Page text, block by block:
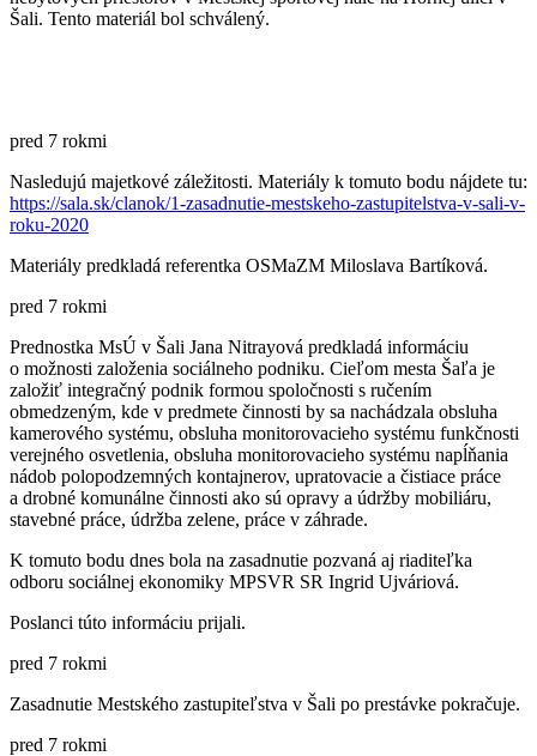
Šali. Tento materiál bol schválený.
pred 7 rokmi
Nasledujú majetkové záležitosti. Materiály k tomuto bodu nájdete tu:
https://sala.sk/clanok/1-zasadnutie-mestskeho-zastupitelstva-v-sali-v-
roku-2020
Materiály predkladá referentka OSMaZM Miloslava Bartíková.
pred 7 rokmi
Prednostka MsÚ v Šali Jana Nitrayová predkladá informáciu
o možnosti založenia sociálneho podniku. Cieľom mesta Šaľa je
založiť integračný podnik formou spoločnosti s ručením
obmedzeným, kde v predmete činnosti by sa nachádzala obsluha
kamerového systému, obsluha monitorovacieho systému funkčnosti
verejného osvetlenia, obsluha monitorovacieho systému napĺňania
nádob polopodzemných kontajnerov, upratovacie a čistiace práce
a drobné komunálne činnosti ako sú opravy a údržby mobiliáru,
stavebné práce, údržba zelene, práce v záhrade.
K tomuto bodu dnes bola na zasadnutie pozvaná aj riaditeľka
odboru sociálnej ekonomiky MPSVR SR Ingrid Ujváriová.
Poslanci túto informáciu prijali.
pred 7 rokmi
Zasadnutie Mestského zastupiteľstva v Šali po prestávke pokračuje.
pred 7 rokmi